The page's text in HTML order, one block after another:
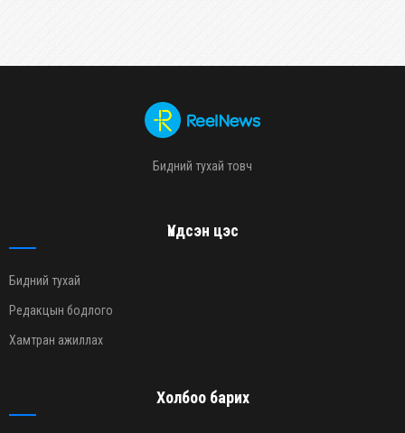
Бидний тухай товч
Үндсэн цэс
Бидний тухай
Редакцын бодлого
Хамтран ажиллах
Холбоо барих